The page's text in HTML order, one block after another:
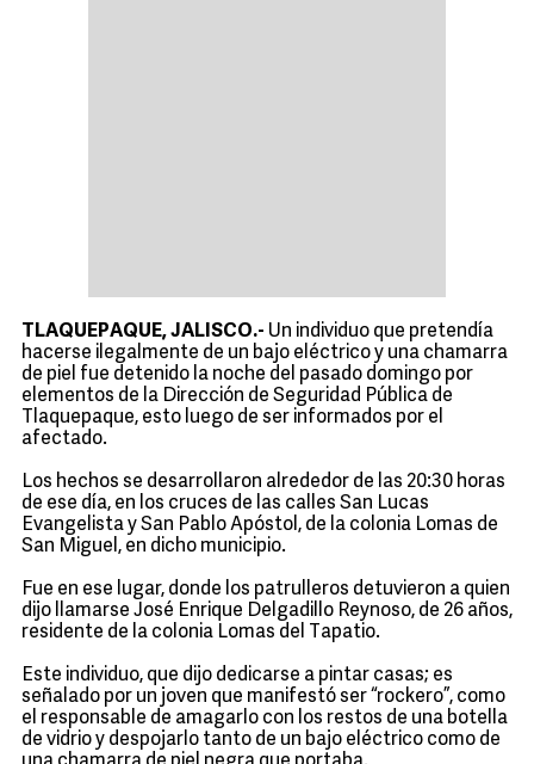
TLAQUEPAQUE, JALISCO.- Un individuo que pretendía
hacerse ilegalmente de un bajo eléctrico y una chamarra
de piel fue detenido la noche del pasado domingo por
elementos de la Dirección de Seguridad Pública de
Tlaquepaque, esto luego de ser informados por el
afectado.
Los hechos se desarrollaron alrededor de las 20:30 horas
de ese día, en los cruces de las calles San Lucas
Evangelista y San Pablo Apóstol, de la colonia Lomas de
San Miguel, en dicho municipio.
Fue en ese lugar, donde los patrulleros detuvieron a quien
dijo llamarse José Enrique Delgadillo Reynoso, de 26 años,
residente de la colonia Lomas del Tapatio.
Este individuo, que dijo dedicarse a pintar casas; es
señalado por un joven que manifestó ser “rockero”, como
el responsable de amagarlo con los restos de una botella
de vidrio y despojarlo tanto de un bajo eléctrico como de